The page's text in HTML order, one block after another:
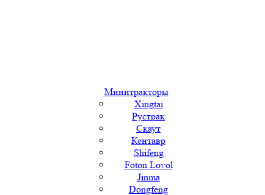
Минитракторы
Xingtai
Рустрак
Скаут
Кентавр
Shifeng
Foton Lovol
Jinma
Dongfeng